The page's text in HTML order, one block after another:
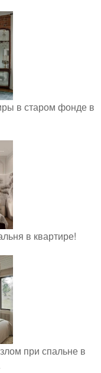
в старом фонде в
в квартире!
при спальне в